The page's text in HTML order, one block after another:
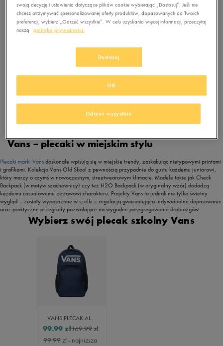
NIKE PLECAK HERITAGE
149.99 zł 84.99zł
67.99 zł
cena
Vans – plecaki w miejskim stylu
Plecaki marki Vansdoskonale wpisują się w miejskie trendy, zaskakując nietypowymi printami
i grafikami. Kolekcja Vans Old Skool z pewnością przypadnie do gustu każdemu juniorowi,
który marzy o czymś w nowoczesnym, streetwearowym klimacie. Modele takie jak Check
Backpack (w motyw szachownicy) czy też H2O Backpack (w oryginalny wzór) dodadzą
każdemu casualowemu zestawowi charakteru. Projekty Vans to jednak nie tylko świetny
wygląd – zostały wyposażone w szelki z regulacją gwarantującą indywidualne dopasowanie
oraz praktyczne przegrody pozwalające na wygodne posegregowanie drobiazgów.
Wybierz swój plecak szkolny Vans
VANS PLECAK ALUMNI PACK 5-B
169.99zł
99.99 zł
99.99zł- najniższa
swoją decyzję i ustawienia dotyczące plików cookie wybierając „Dostosuj”. Jeśli nie
chcesz otrzymywać spersonalizowanej oferty produktów, dopasowanych do Twoich
preferencji, wybierz „Odrzuć wszystkie”. W celu uzyskania więcej informacji, przeczytaj
naszą
politykę prywatności.
Dostosuj
Odrzuć wszystkie
OK